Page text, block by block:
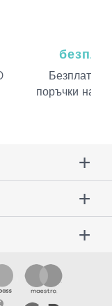
Безплатна
поръчки над